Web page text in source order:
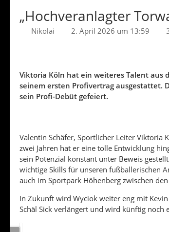
„Hochveranlagter
Nikolai 2. April 2026 um 13:59
Viktoria Köln hat ein weiteres Talent aus
seinem ersten Profivertrag ausgestattet.
sein Profi-Debüt gefeiert.
Valentin Schäfer, Sportlicher Leiter Viktoria
zwei Jahren hat er eine tolle Entwicklung
sein Potenzial konstant unter Beweis
wichtige Skills für unseren fußballerischen
auch im Sportpark Höhenberg zwischen
In Zukunft wird Wyciok weiter eng mit
Schäl Sick verlängert und wird künftig noch